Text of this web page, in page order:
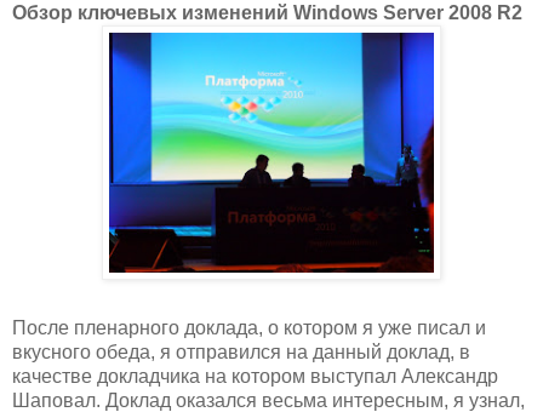
Обзор ключевых изменений Windows Server 2008 R2
После пленарного доклада, о котором я уже писал и
вкусного обеда, я отправился на данный доклад, в
качестве докладчика на котором выступал Александр
Шаповал. Доклад оказался весьма интересным, я узнал,